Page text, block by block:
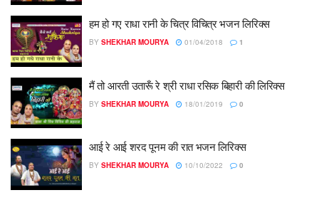
हम हो गए राधा रानी के चित्र विचित्र भजन लिरिक्स
BY SHEKHAR MOURYA 01/04/2018 1
मैं तो आरती उतारूँ रे श्री राधा रसिक बिहारी की लिरिक्स
BY SHEKHAR MOURYA 18/01/2019 0
आई रे आई शरद पूनम की रात भजन लिरिक्स
BY SHEKHAR MOURYA 10/10/2022 0